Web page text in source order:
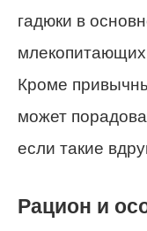
гадюки в
Кроме
может
если такие
Рацион и